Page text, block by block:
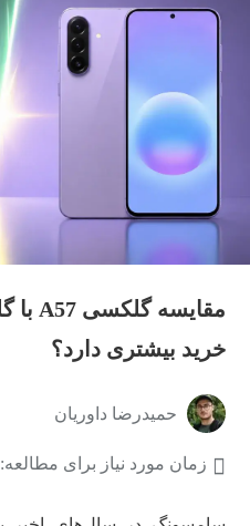
خرید بیشتری دارد؟
حمیدرضا داوریان
زمان مورد نیاز برای مطالعه: ۹ دقیقه